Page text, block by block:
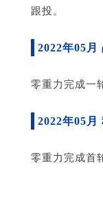
跟投。
2022年05月
零重力完成一
2022年05月
零重力完成首